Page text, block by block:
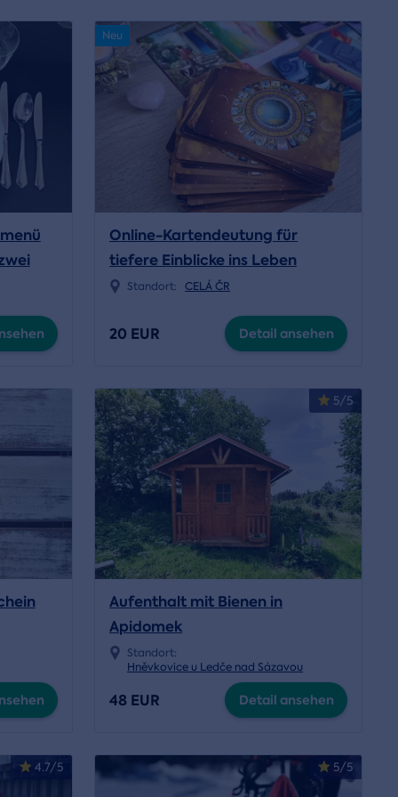
Neu
Online-Kartendeutung für
tiefere Einblicke ins Leben
Standort: CELÁ ČR
20 EUR Detail ansehen
5/5
Aufenthalt mit Bienen in
Apidomek
Standort:
Hněvkovice u Ledče nad Sázavou
48 EUR Detail ansehen
4.7/5 5/5